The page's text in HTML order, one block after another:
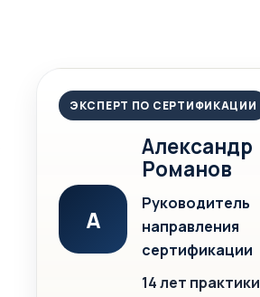
ЭКСПЕРТ ПО СЕРТИФИКАЦИИ
А
Александр
Романов
Руководитель
направления
сертификации
14 лет практики